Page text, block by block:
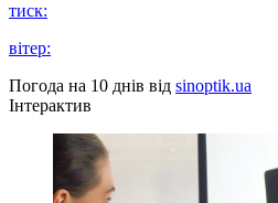
тиск:
вітер:
Погода на 10 днів від sinoptik.ua
Інтерактив